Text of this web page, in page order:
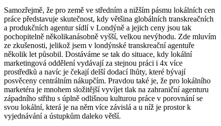
Samozřejmě, že pro země ve středním a nižším pásmu lokálních cen
práce představuje skutečnost, kdy většina globálních transkreačních
a produkčních agentur sídlí v Londýně a jejich ceny jsou tak
pochopitelně několikanásobně vyšší, velkou nevýhodu. Zde mluvím
ze zkušenosti, jelikož jsem v londýnské transkreační agentuře
několik let působil. Dostáváme se tak do situace, kdy lokální
marketingová oddělení vydávají za stejnou práci i 4x více
prostředků a navíc je čekají delší dodací lhůty, které bývají
posvěceny centrálním nákupčím. Pravdou také je, že pro lokálního
marketéra je mnohem složitější vyvíjet tlak na zahraniční agenturu
západního střihu s úplně odlišnou kulturou práce v porovnání se
svou lokální, která je na něm více závislá a u níž je prostor k
vyjednávání a ústupkům daleko větší.